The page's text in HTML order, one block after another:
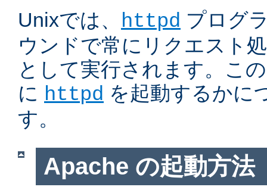
Unixでは、 httpd プログ
ウンドで常にリクエスト
として実行されます。こ
に httpd を起動するかに
す。
Apache の起動方法